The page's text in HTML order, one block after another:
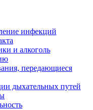
инфекций
и алкоголь
передающиеся
дыхательных путей